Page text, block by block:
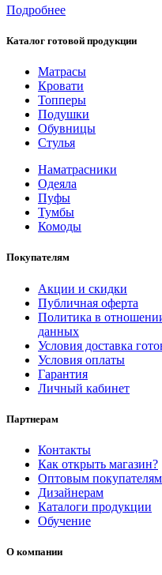
Подробнее
Каталог готовой продукции
Матрасы
Кровати
Топперы
Подушки
Обувницы
Стулья
Наматрасники
Одеяла
Пуфы
Тумбы
Комоды
Покупателям
Акции и скидки
Публичная оферта
Политика в
данных
Условия доставка
Условия оплаты
Гарантия
Личный кабинет
Партнерам
Контакты
Как открыть магазин?
Оптовым покупателям
Дизайнерам
Каталоги продукции
Обучение
О компании